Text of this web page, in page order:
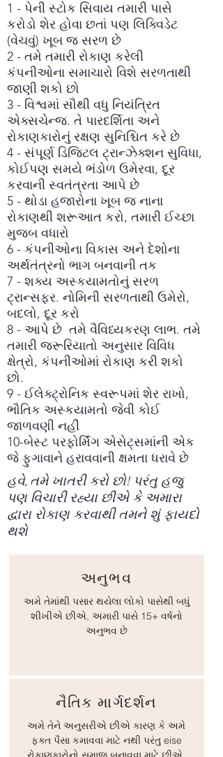
1 - પેની સ્ટોક સિવાય તમારી પાસે
કરોડો શેર હોવા છતાં પણ લિક્વિડેટ
(વેચવું) ખૂબ જ સરળ છે
2 - તમે તમારી રોકાણ કરેલી
કંપનીઓના સમાચારો વિશે સરળતાથી
જાણી શકો છો
3 - વિશ્વમાં સૌથી વધુ નિયંત્રિત
એક્સચેન્જ. તે પારદર્શિતા અને
રોકાણકારોનું રક્ષણ સુનિશ્ચિત કરે છે
4 - સંપૂર્ણ ડિજિટલ ટ્રાન્ઝેક્શન સુવિધા,
કોઈપણ સમયે ભંડોળ ઉમેરવા, દૂર
કરવાની સ્વતંત્રતા આપે છે
5 - થોડા હજારોના ખૂબ જ નાના
રોકાણથી શરૂઆત કરો, તમારી ઈચ્છા
મુજબ વધારો
6 - કંપનીઓના વિકાસ અને દેશોના
અર્થતંત્રનો ભાગ બનવાની તક
7 - શક્ય અસ્કયામતોનું સરળ
ટ્રાન્સફર. નોમિની સરળતાથી ઉમેરો,
બદલો, દૂર કરો
8 - આપે છે તમે વૈવિધ્યકરણ લાભ. તમે
તમારી જરૂરિયાતો અનુસાર વિવિધ
ક્ષેત્રો, કંપનીઓમાં રોકાણ કરી શકો
છો.
9 - ઈલેક્ટ્રોનિક સ્વરૂપમાં શેર રાખો,
ભૌતિક અસ્કયામતો જેવી કોઈ
જાળવણી નહીં
10-બેસ્ટ પરફોર્મિંગ એસેટ્સમાંની એક
જે ફુગાવાને હરાવવાની ક્ષમતા ધરાવે છે
હવે, તમે ખાતરી કરો છો! પરંતુ હજુ
પણ વિચારી રહ્યા છીએ કે અમારા
દ્વારા રોકાણ કરવાથી તમને શું ફાયદો
થશે
અનુભવ
અમે તેમાંથી પસાર થયેલા લોકો પાસેથી બધું
શીખીએ છીએ, અમારી પાસે 15+ વર્ષનો
અનુભવ છે
નૈતિક માર્ગદર્શન
અમે તેને અનુસરીએ છીએ કારણ કે અમે
ફક્ત પૈસા કમાવવા માટે નથી પરંતુ eise